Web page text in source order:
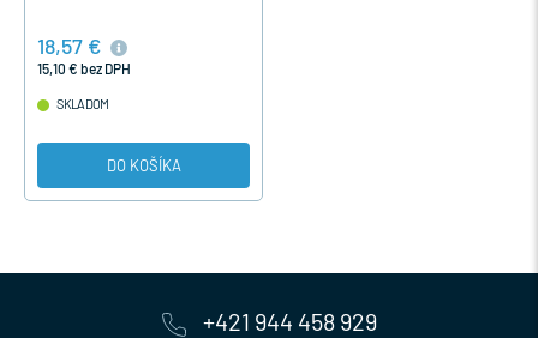
18,57 €
15,10 € bez DPH
SKLADOM
DO KOŠÍKA
+421 944 458 929